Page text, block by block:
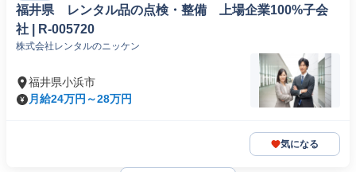
福井県 レンタル品の点検・整備 上場企業100%子会
社 | R-005720
株式会社レンタルのニッケン
福井県小浜市
月給24万円～28万円
気になる